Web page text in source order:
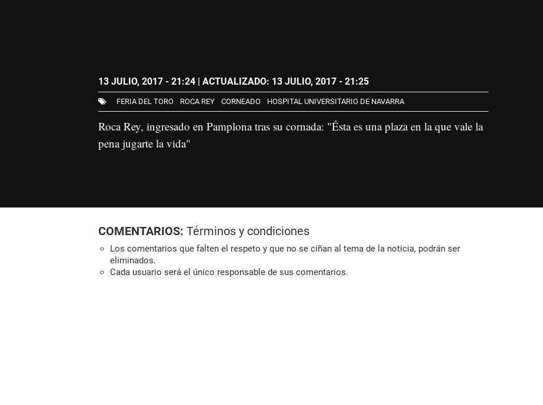
13 JULIO, 2017 - 21:24| ACTUALIZADO: 13 JULIO, 2017 - 21:25
FERIA DEL TORO ROCA REY CORNEADO HOSPITAL UNIVERSITARIO DE NAVARRA
Roca Rey, ingresado en Pamplona tras su cornada: "Ésta es una plaza en la que vale la
pena jugarte la vida"
COMENTARIOS: Términos y condiciones
Los comentarios que falten el respeto y que no se ciñan al tema de la noticia, podrán ser
eliminados.
Cada usuario será el único responsable de sus comentarios.